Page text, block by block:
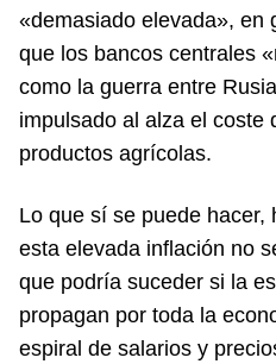
«demasiado elevada», en
que los bancos centrales
como la guerra entre
impulsado al alza el coste
productos agrícolas.
Lo que sí se puede hacer,
esta elevada inflación no
que podría suceder si la
propagan por toda la
espiral de salarios y